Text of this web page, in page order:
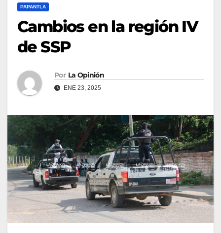
PAPANTLA
Cambios en la región IV
de SSP
Por La Opinión
ENE 23, 2025